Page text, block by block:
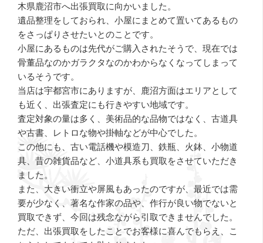
木県鹿沼市へ出張買取に向かいました。
遺品整理をしておられ、小屋にまとめて置いてあるもの
をさっぱりさせたいとのことです。
小屋にあるものは先代がご購入されたそうで、現在では
骨董品なのかガラクタなのかわからなくなってしまって
いるそうです。
当店は宇都宮市にありますが、鹿沼方面はエリアとして
も近く、出張査定にも行きやすい地域です。
査定対象の量は多く、美術品的な品物ではなく、古道具
や古書、レトロな物や掛軸などが中心でした。
この他にも、古い電話機や模造刀、鉄瓶、火鉢、小物道
具、昔の雑貨品など、小道具系も買取をさせていただき
ました。
また、大きい衝立や屏風もあったのですが、最近では需
要が少なく、著名な作家の品や、作行が良い物でないと
買取できず、今回は残念ながら引取できませんでした。
ただ、出張買取をしたことでお客様に喜んでもらえ、こ